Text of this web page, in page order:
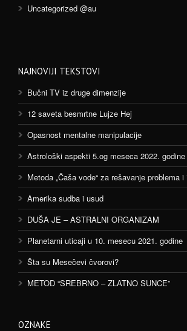
Uncategorized @au
NAJNOVIJI TEKSTOVI
Bučni TV iz druge dimenzije
12 saveta besmrtne Lujze Hej
Opasnost mentalne manipulacije
Astrološki aspekti 5.og meseca 2022. godine
Metoda „Čaša vode“ za rešavanje problema
Amerika sudba i usud
DUŠA JE – ASTRALNI ORGANIZAM
Planetarni uticaji u 10. mesecu 2021. godine
Šta su Mesečevi čvorovi?
METOD “SREBRNO – ZLATNO SUNCE”
OZNAKE